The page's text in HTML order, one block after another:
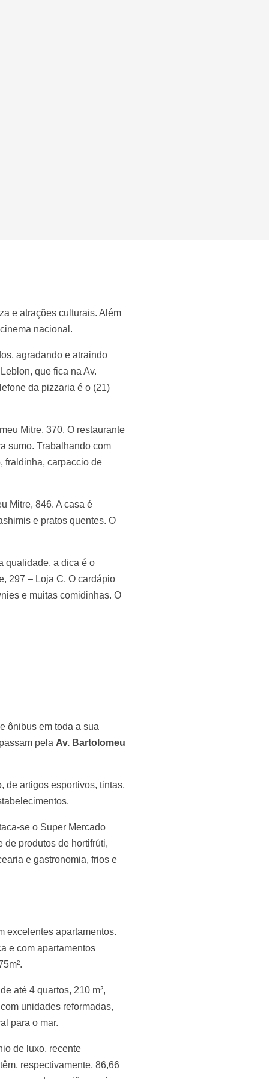
e atrações culturais. Além
nacional.
agradando e atraindo
que fica na Av.
da pizzaria é o (21)
Mitre, 370. O restaurante
sumo. Trabalhando com
fraldinha, carpaccio de
Mitre, 846. A casa é
e pratos quentes. O
qualidade, a dica é o
297 – Loja C. O cardápio
e muitas comidinhas. O
ônibus em toda a sua
pela Av. Bartolomeu
de artigos esportivos, tintas,
se o Super Mercado
de produtos de hortifrúti,
e gastronomia, frios e
excelentes apartamentos.
e com apartamentos
até 4 quartos, 210 m²,
unidades reformadas,
para o mar.
de luxo, recente
respectivamente, 86,66